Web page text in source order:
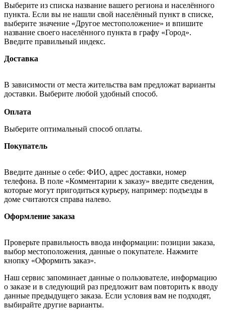
Выберите из списка название вашего региона и населённого
пункта. Если вы не нашли свой населённый пункт в списке,
выберите значение «Другое местоположение» и впишите
название своего населённого пункта в графу «Город».
Введите правильный индекс.
Доставка
В зависимости от места жительства вам предложат варианты
доставки. Выберите любой удобный способ.
Оплата
Выберите оптимальный способ оплаты.
Покупатель
Введите данные о себе: ФИО, адрес доставки, номер
телефона. В поле «Комментарии к заказу» введите сведения,
которые могут пригодиться курьеру, например: подъезды в
доме считаются справа налево.
Оформление заказа
Проверьте правильность ввода информации: позиции заказа,
выбор местоположения, данные о покупателе. Нажмите
кнопку «Оформить заказ».
Наш сервис запоминает данные о пользователе, информацию
о заказе и в следующий раз предложит вам повторить к вводу
данные предыдущего заказа. Если условия вам не подходят,
выбирайте другие варианты.